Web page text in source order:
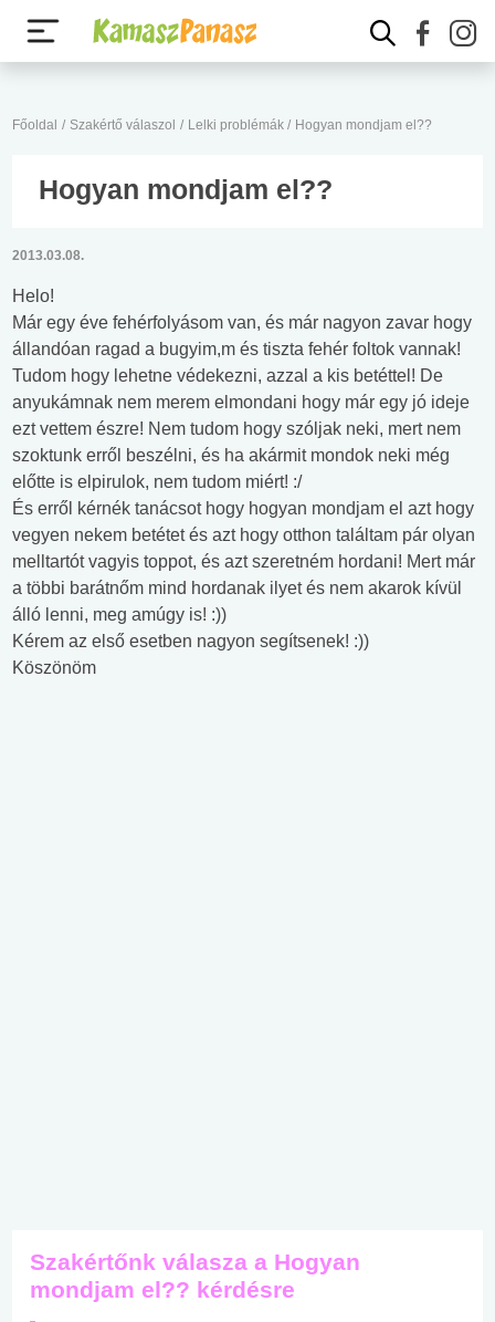
Főoldal / Szakértő válaszol / Lelki problémák / Hogyan mondjam el??
Hogyan mondjam el??
2013.03.08.
Helo!
Már egy éve fehérfolyásom van, és már nagyon zavar hogy
állandóan ragad a bugyim,m és tiszta fehér foltok vannak!
Tudom hogy lehetne védekezni, azzal a kis betéttel! De
anyukámnak nem merem elmondani hogy már egy jó ideje
ezt vettem észre! Nem tudom hogy szóljak neki, mert nem
szoktunk erről beszélni, és ha akármit mondok neki még
előtte is elpirulok, nem tudom miért! :/
És erről kérnék tanácsot hogy hogyan mondjam el azt hogy
vegyen nekem betétet és azt hogy otthon találtam pár olyan
melltartót vagyis toppot, és azt szeretném hordani! Mert már
a többi barátnőm mind hordanak ilyet és nem akarok kívül
álló lenni, meg amúgy is! :))
Kérem az első esetben nagyon segítsenek! :))
Köszönöm
Szakértőnk válasza a Hogyan
mondjam el?? kérdésre